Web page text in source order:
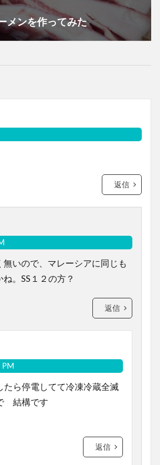
メンを作ってみた
返信
いので、マレーシアに同じも
。SS１２の方？
返信
たら停電してて冷凍冷蔵全滅
結構です
返信